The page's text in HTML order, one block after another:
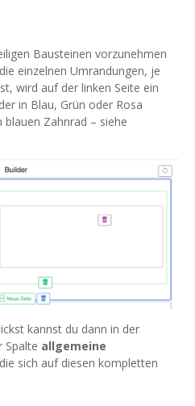
Bausteinen vorzunehmen
einzelnen Umrandungen, je
wird auf der linken Seite ein
in Blau, Grün oder Rosa
Zahnrad – siehe
kannst du dann in der
Spalte allgemeine
sich auf diesen kompletten